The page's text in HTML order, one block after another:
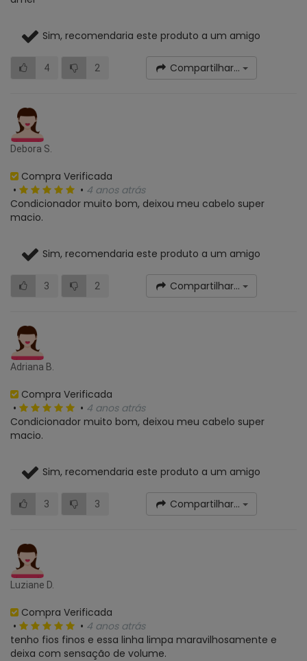
Sim, recomendaria este produto a um amigo
4 2 Compartilhar...
Debora S.
Compra Verificada
•
• 4 anos atrás
Condicionador muito bom, deixou meu cabelo super
macio.
Sim, recomendaria este produto a um amigo
3 2 Compartilhar...
Adriana B.
Compra Verificada
•
• 4 anos atrás
Condicionador muito bom, deixou meu cabelo super
macio.
Sim, recomendaria este produto a um amigo
3 3 Compartilhar...
Luziane D.
Compra Verificada
•
• 4 anos atrás
tenho fios finos e essa linha limpa maravilhosamente e
deixa com sensação de volume.